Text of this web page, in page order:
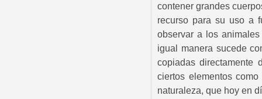
contener grandes
recurso para su uso a
observar a los
igual manera sucede
copiadas directamente
ciertos elementos
naturaleza, que hoy en